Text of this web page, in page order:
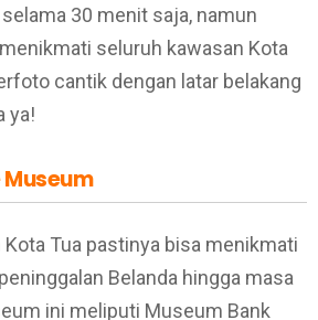
30 menit saja, namun
seluruh kawasan Kota
cantik dengan latar belakang
ya!
Kota Tua pastinya bisa menikmati
Belanda hingga masa
ini meliputi Museum Bank